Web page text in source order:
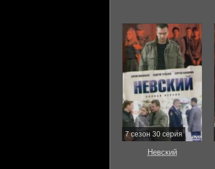
7 сезон 30 серия
Невский